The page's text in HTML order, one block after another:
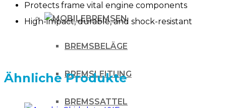
BREMSEN
BREMSBELÄGE
BREMSLEITUNG
BREMSSATTEL
Protects frame vital engine components
High-impact, durable, and shock-resistant
Ähnliche Produkte